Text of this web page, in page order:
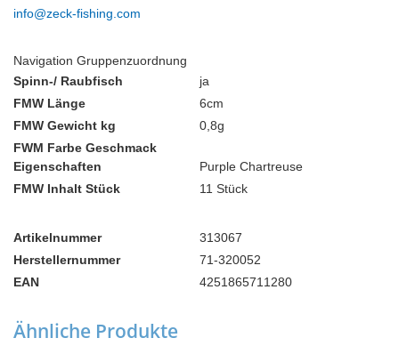
info@zeck-fishing.com
Navigation Gruppenzuordnung
Spinn-/ Raubfisch
ja
FMW Länge
6cm
FMW Gewicht kg
0,8g
FWM Farbe Geschmack
Eigenschaften
Purple Chartreuse
FMW Inhalt Stück
11 Stück
Artikelnummer
313067
Herstellernummer
71-320052
EAN
4251865711280
Ähnliche Produkte